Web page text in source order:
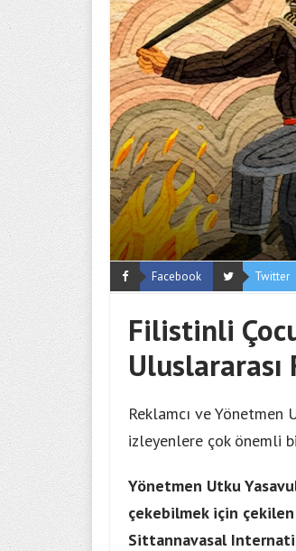
Facebook Twitter
Filistinli
Reklamcı ve Yönetmen
izleyenlere çok önemli
Yönetmen Utku
çekebilmek için
Sittannavasal